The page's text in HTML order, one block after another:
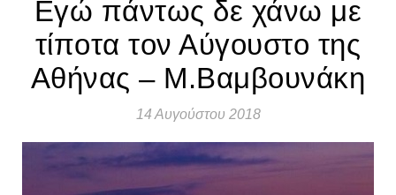
Εγώ πάντως δε χάνω με
τίποτα τον Αύγουστο της
Αθήνας – Μ.Βαμβουνάκη
14 Αυγούστου 2018